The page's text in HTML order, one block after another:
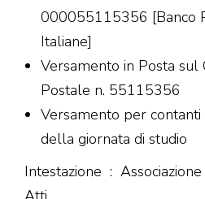
000055115356 [Banco
Italiane]
Versamento in Posta sul
Postale n. 55115356
Versamento per
della giornata di studio
Intestazione :